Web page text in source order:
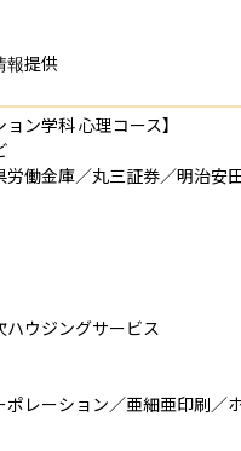
報提供
ン学科 心理コース】
働金庫／丸三証券／明治安
ウジングサービス
レーション／亜細亜印刷／